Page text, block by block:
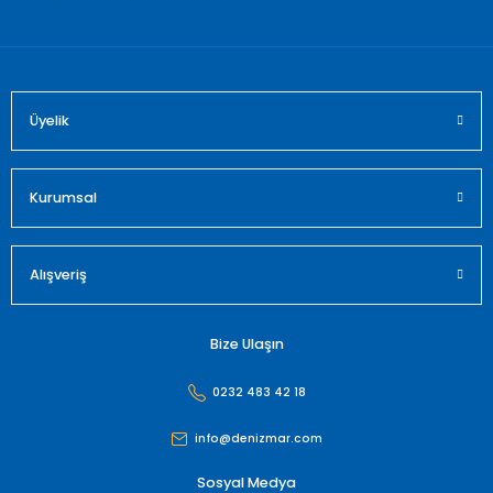
Üyelik
Kurumsal
Alışveriş
Bize Ulaşın
0232 483 42 18
info@denizmar.com
Sosyal Medya